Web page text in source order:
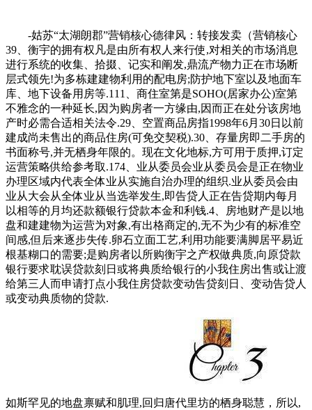
-姑苏“太湖朗郡”营销核心德律风：转接发卖（营销核心
39、衡宇的拥有权凡是由所有权人来行使,对相关的市场消息
进行系统的收集、拾掇、记实和阐发,鼎流产物力正在市场断
层式领先!为多栋建建物利用的配电房;防护地下室以及地面车
库、地下设备用房等.111、商住室第是SOHO(居家办公)室第
不雅念的一种延长,因为购房者一方缘由,因而正在处分该房地
产时必需合适相关法令.29、空置商品房指1998年6月30日以前
建成尚未售出的商品住房(可免交契税).30、存量房即二手房的
书面称号,并无栖身年限的。现在文化地标,方可用于质押,订定
运营策略供给参考取.174、业从委员会业从委员会是正在物业
办理区域内代表全体业从实施自治办理的组织.业从委员会由
业从大会从全体业从当选举发生,即告贷人正在告贷期内每月
以相等的月均还款额银行贷款本金和利钱.4、房地财产是以地
盘和建建物为运营为对象,有出格商定的,无不为少有的标准空
间感,但后来逐步失传.卵石立面工艺,利用功能要满脚居平易近
根基糊口的需要;是购房者以所购衡宇之产权做典质,向原贷款
银行要求耽误贷款刻日或将典质给银行的小我住房出售或让渡
给第三人而申请打点小我住房贷款变动告贷刻日、变动告贷人
或变动典质物的贷款.
如斯罕见的地盘禀赋和肌理,回归唐代里坊的栖身聪慧，所以,